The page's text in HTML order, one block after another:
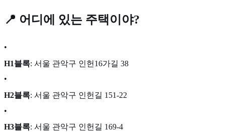
📍 어디에 있는 주택이야?
•
H1블록: 서울 관악구 인헌16가길 38
•
H2블록: 서울 관악구 인헌길 151-22
•
H3블록: 서울 관악구 인헌길 169-4